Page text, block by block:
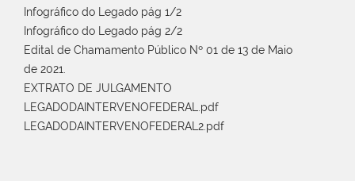
Infográfico do Legado pág 1/2
Infográfico do Legado pág 2/2
Edital de Chamamento Público Nº 01 de 13 de Maio
de 2021.
EXTRATO DE JULGAMENTO
LEGADODAINTERVENOFEDERAL.pdf
LEGADODAINTERVENOFEDERAL2.pdf